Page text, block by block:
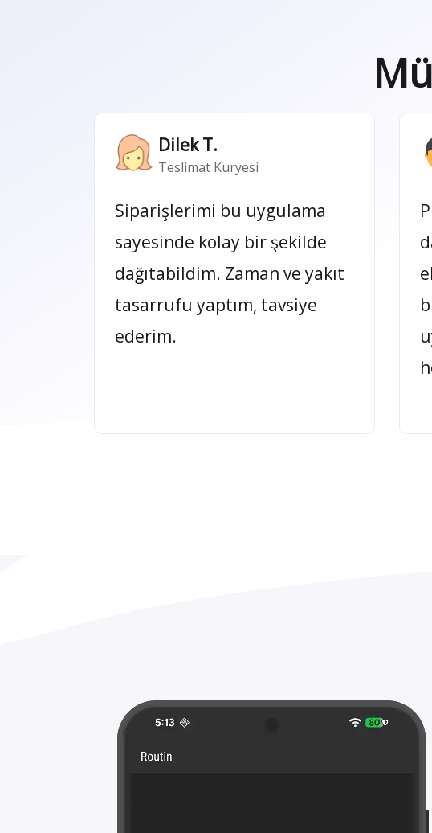
Dilek T.
Teslimat Kuryesi
Siparişlerimi bu uygulama
sayesinde kolay bir şekilde
dağıtabildim. Zaman ve yakıt
tasarrufu yaptım, tavsiye
ederim.